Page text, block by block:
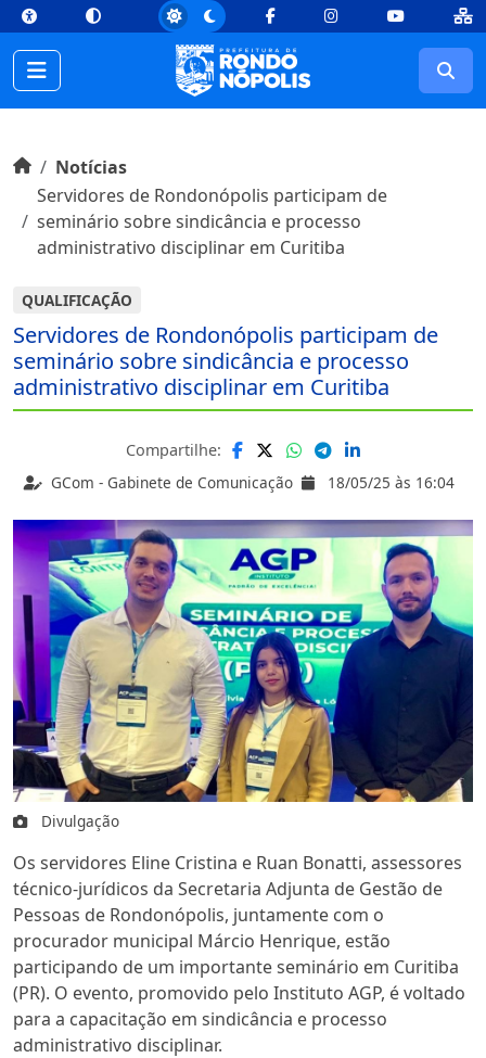
topConteúdo [1] Menu Principal [2] Busca [3] Rodapé [4]
FacebookInstagramYoutube
Início do conteúdo
InícioNotícias
Servidores de Rondonópolis participam de
seminário sobre sindicância e processo
administrativo disciplinar em Curitiba
QUALIFICAÇÃO
Servidores de Rondonópolis participam de
seminário sobre sindicância e processo
administrativo disciplinar em Curitiba
GCom - Gabinete de Comunicação 18/05/25 às 16:04
Compartilhe:
Divulgação
Os servidores Eline Cristina e Ruan Bonatti, assessores
técnico-jurídicos da Secretaria Adjunta de Gestão de
Pessoas de Rondonópolis, juntamente com o
procurador municipal Márcio Henrique, estão
participando de um importante seminário em Curitiba
(PR). O evento, promovido pelo Instituto AGP, é voltado
para a capacitação em sindicância e processo
administrativo disciplinar.